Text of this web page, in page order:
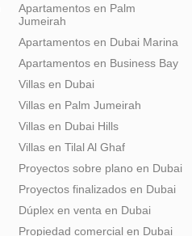
Apartamentos en Palm
Jumeirah
Apartamentos en Dubai Marina
Apartamentos en Business Bay
Villas en Dubai
Villas en Palm Jumeirah
Villas en Dubai Hills
Villas en Tilal Al Ghaf
Proyectos sobre plano en Dubai
Proyectos finalizados en Dubai
Dúplex en venta en Dubai
Propiedad comercial en Dubai